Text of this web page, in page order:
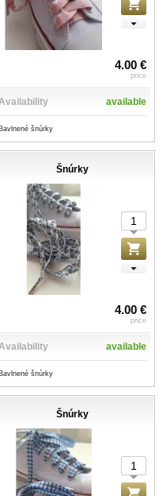
4.00 €
price
available
Bavlnené šnúrky
Šnúrky
4.00 €
price
available
Bavlnené šnúrky
Šnúrky